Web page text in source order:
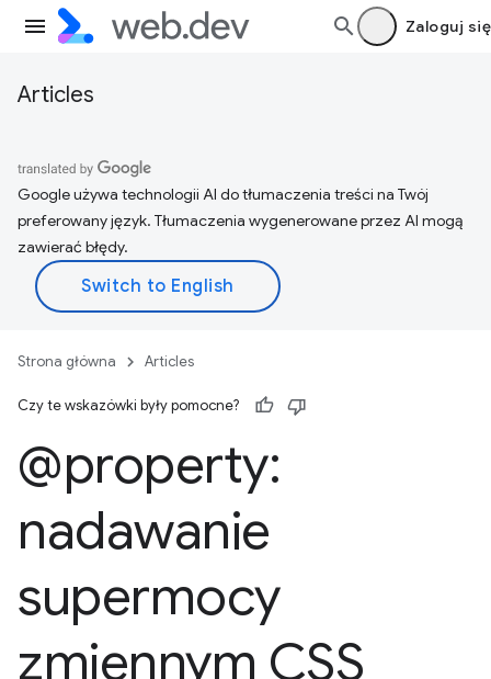
Zaloguj się
Articles
Google używa technologii AI do tłumaczenia treści na Twój
preferowany język. Tłumaczenia wygenerowane przez AI mogą
zawierać błędy.
Strona główna Articles
Czy te wskazówki były pomocne?
@property:
nadawanie
supermocy
zmiennym CSS